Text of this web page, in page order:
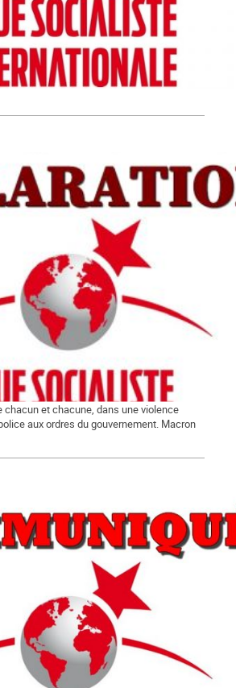
L’Etat sioniste sera détruit, un Moyen-Orient
ses cendres
déclaration de la Ligue socialiste
GLOBALE » - MANIFESTATION
28 NOVEMBRE 2020
jour que la crise de fin de régime
chacun et chacune, dans une violence
aux ordres du gouvernement. Macron